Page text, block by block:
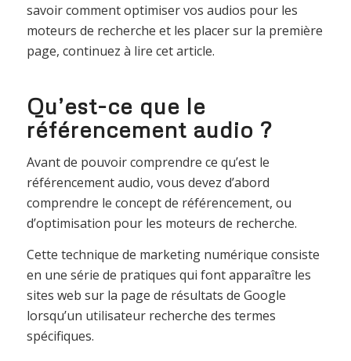
savoir comment optimiser vos audios pour les
moteurs de recherche et les placer sur la première
page, continuez à lire cet article.
Qu’est-ce que le
référencement audio ?
Avant de pouvoir comprendre ce qu’est le
référencement audio, vous devez d’abord
comprendre le concept de référencement, ou
d’optimisation pour les moteurs de recherche.
Cette technique de marketing numérique consiste
en une série de pratiques qui font apparaître les
sites web sur la page de résultats de Google
lorsqu’un utilisateur recherche des termes
spécifiques.